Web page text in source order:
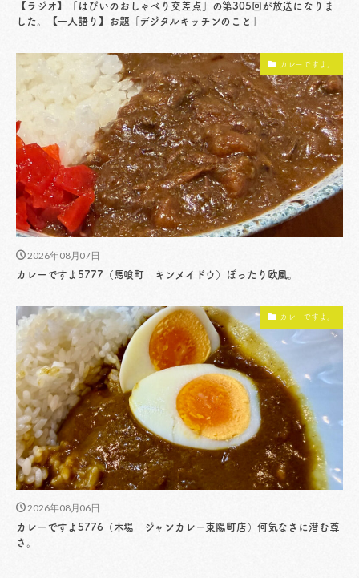
【ラジオ】「はぴいのおしゃべり交差点」の第305回が放送になりま
した。【一人語り】お題「デジタルキッチンのこと」
カレーですよ。
2026年08月07日
カレーですよ5777（馬喰町 キンメイドウ）ぽったり欧風。
カレーですよ。
2026年08月06日
カレーですよ5776（木場 ジャンカレー東陽町店）何気なさに潜む尊
さ。